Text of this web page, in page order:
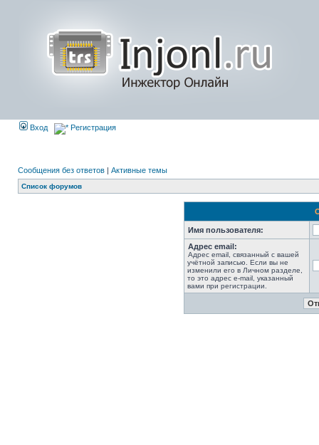
Вход Регистрация
Сообщения без ответов | Активные темы
Список форумов
Имя пользователя:
Адрес email:
Адрес email, связанный с вашей
учётной записью. Если вы не
изменили его в Личном разделе,
то это адрес e-mail, указанный
вами при регистрации.